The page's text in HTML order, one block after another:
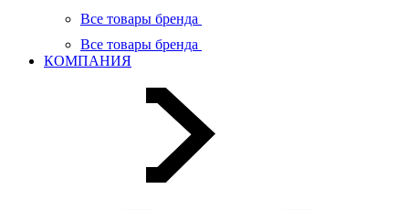
Все товары бренда
Все товары бренда
КОМПАНИЯ